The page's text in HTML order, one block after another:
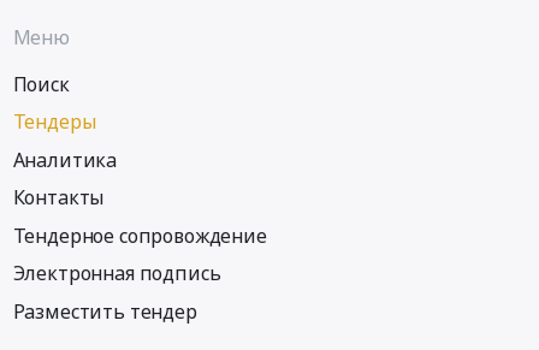
Меню
Поиск
Тендеры
Аналитика
Контакты
Тендерное сопровождение
Электронная подпись
Разместить тендер